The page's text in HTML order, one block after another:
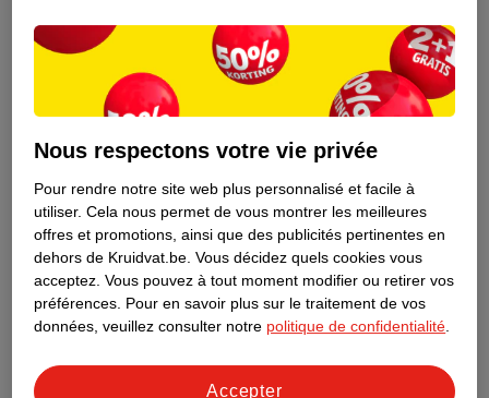
Nous respectons votre vie privée
Pour rendre notre site web plus personnalisé et facile à
utiliser. Cela nous permet de vous montrer les meilleures
offres et promotions, ainsi que des publicités pertinentes en
dehors de Kruidvat.be. Vous décidez quels cookies vous
acceptez. Vous pouvez à tout moment modifier ou retirer vos
préférences. Pour en savoir plus sur le traitement de vos
données, veuillez consulter notre politique de confidentialité
Accepter